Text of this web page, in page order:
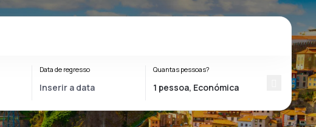
Data de regresso Quantas pessoas?